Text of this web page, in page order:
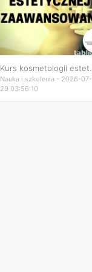
Nauka i szkolenia - 2026-07-
29 03:56:10